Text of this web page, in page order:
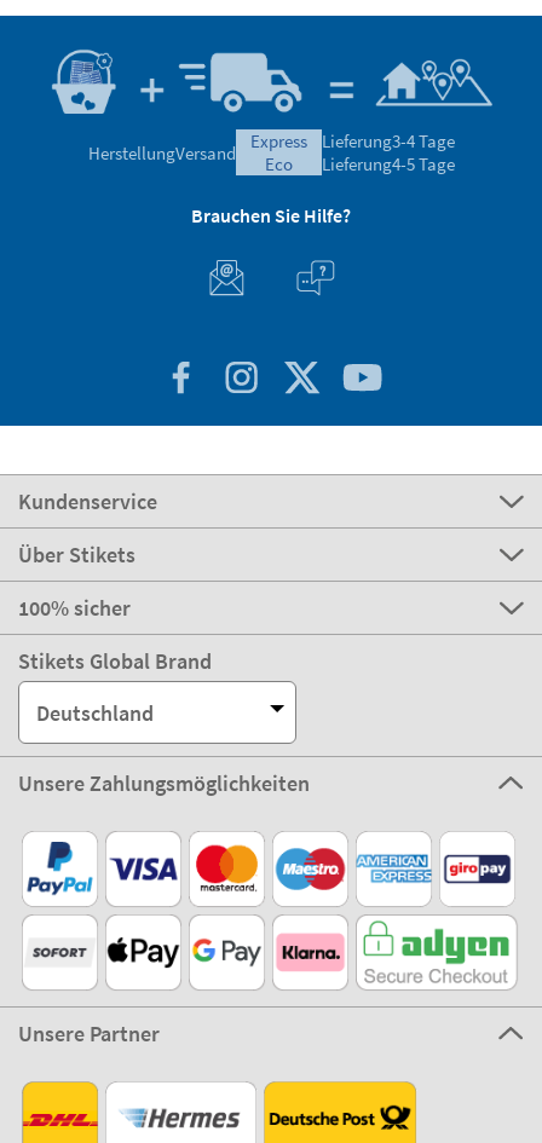
HerstellungVersand
express
eco
Lieferung3-4 Tage
Lieferung4-5 Tage
Brauchen Sie Hilfe?
Kundenservice
Über Stikets
100% sicher
Stikets Global Brand
Deutschland
Unsere Zahlungsmöglichkeiten
Unsere Partner